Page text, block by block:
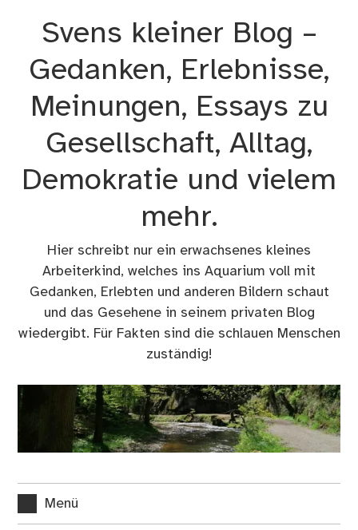
Svens kleiner Blog –
Gedanken, Erlebnisse,
Meinungen, Essays zu
Gesellschaft, Alltag,
Demokratie und vielem
mehr.
Hier schreibt nur ein erwachsenes kleines
Arbeiterkind, welches ins Aquarium voll mit
Gedanken, Erlebten und anderen Bildern schaut
und das Gesehene in seinem privaten Blog
wiedergibt. Für Fakten sind die schlauen Menschen
zuständig!
Menü